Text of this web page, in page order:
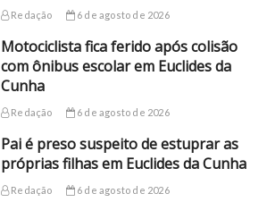
Redação 6 de agosto de 2026
Motociclista fica ferido após colisão
com ônibus escolar em Euclides da
Cunha
Redação 6 de agosto de 2026
Pai é preso suspeito de estuprar as
próprias filhas em Euclides da Cunha
Redação 6 de agosto de 2026